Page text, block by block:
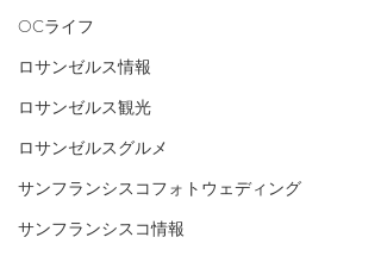
OCライフ
ロサンゼルス情報
ロサンゼルス観光
ロサンゼルスグルメ
サンフランシスコフォトウェディング
サンフランシスコ情報